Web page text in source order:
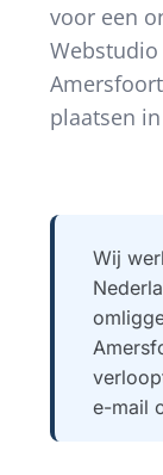
voor een
plaatsen
Wij
e-mail